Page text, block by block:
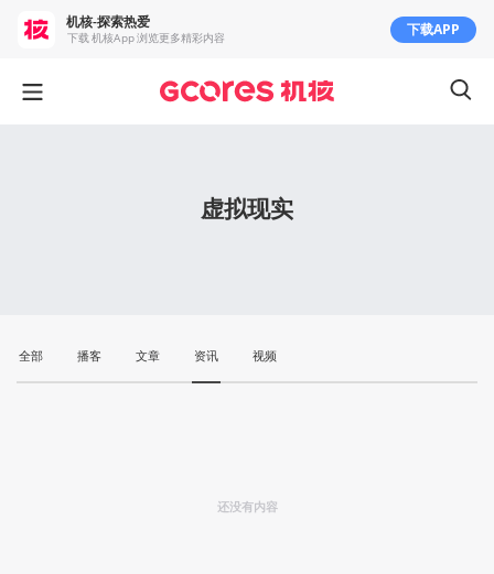
虚拟现实
全部 播客 文章 资讯 视频
还没有内容
机核-探索热爱
下载 机核App 浏览更多精彩内容 下载APP